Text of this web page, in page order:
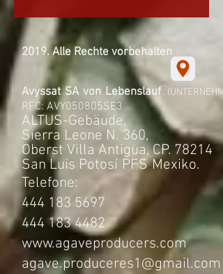
2019. Alle Rechte vorbehalten
Avyssat SA von Lebenslauf .
RFC: AVY050805SE3
ALTUS-Gebäude,
Sierra Leone N. 360,
Oberst Villa Antigua, CP. 78214
San Luis Potosí PFS Mexiko.
Telefone:
444 183 5697
444 183 4482
www.agaveproducers.com
agave.produceres1@gmail.com